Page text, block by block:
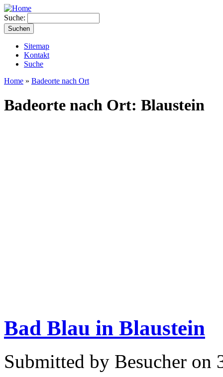
Suche:
Sitemap
Kontakt
Suche
Home » Badeorte nach Ort
Badeorte nach Ort: Blaustein
Bad Blau in Blaustein
Submitted by Besucher on